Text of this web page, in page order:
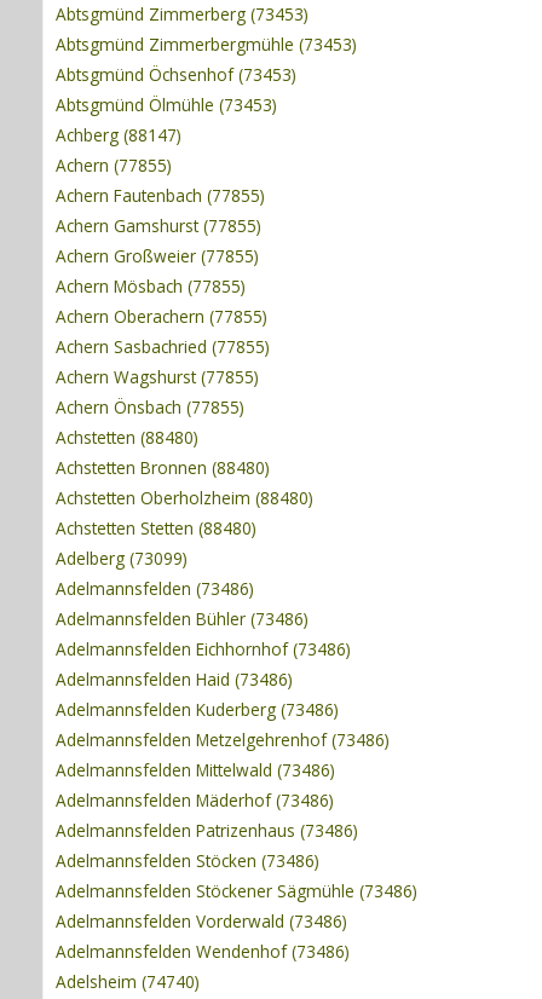
Abtsgmünd Zimmerberg (73453)
Abtsgmünd Zimmerbergmühle (73453)
Abtsgmünd Öchsenhof (73453)
Abtsgmünd Ölmühle (73453)
Achberg (88147)
Achern (77855)
Achern Fautenbach (77855)
Achern Gamshurst (77855)
Achern Großweier (77855)
Achern Mösbach (77855)
Achern Oberachern (77855)
Achern Sasbachried (77855)
Achern Wagshurst (77855)
Achern Önsbach (77855)
Achstetten (88480)
Achstetten Bronnen (88480)
Achstetten Oberholzheim (88480)
Achstetten Stetten (88480)
Adelberg (73099)
Adelmannsfelden (73486)
Adelmannsfelden Bühler (73486)
Adelmannsfelden Eichhornhof (73486)
Adelmannsfelden Haid (73486)
Adelmannsfelden Kuderberg (73486)
Adelmannsfelden Metzelgehrenhof (73486)
Adelmannsfelden Mittelwald (73486)
Adelmannsfelden Mäderhof (73486)
Adelmannsfelden Patrizenhaus (73486)
Adelmannsfelden Stöcken (73486)
Adelmannsfelden Stöckener Sägmühle (73486)
Adelmannsfelden Vorderwald (73486)
Adelmannsfelden Wendenhof (73486)
Adelsheim (74740)